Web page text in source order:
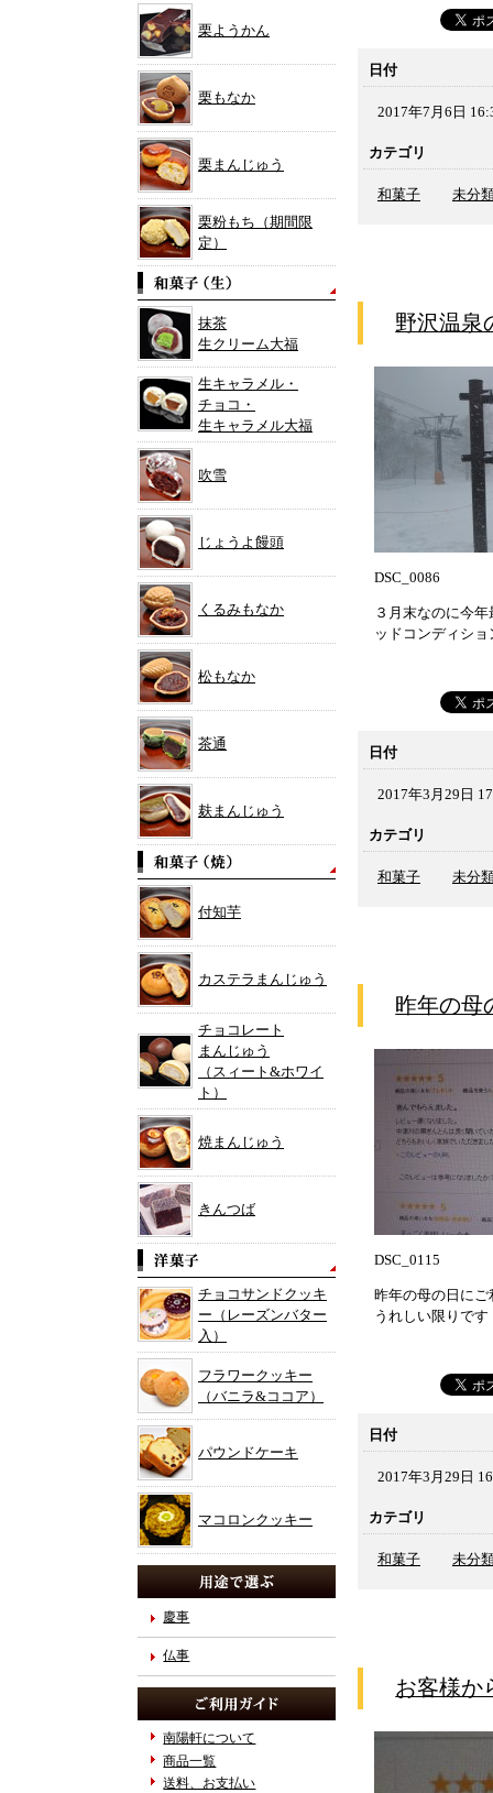
栗ようかん
栗もなか
栗まんじゅう
栗粉もち（期間限
定）
抹茶
生クリーム大福
生キャラメル・
チョコ・
生キャラメル大福
吹雪
じょうよ饅頭
くるみもなか
松もなか
茶通
麸まんじゅう
付知芋
カステラまんじゅう
チョコレート
まんじゅう
（スィート&ホワイ
ト）
焼まんじゅう
きんつば
チョコサンドクッキ
ー（レーズンバター
入）
フラワークッキー
（バニラ&ココア）
パウンドケーキ
マコロンクッキー
慶事
仏事
南陽軒について
商品一覧
送料、お支払い
日付
2017年7月6日
カテゴリ
和菓子 未分
野沢温泉
DSC_0086
３月末なのに今
ッドコンディシ
日付
2017年3月29日
カテゴリ
和菓子 未分
昨年の母
DSC_0115
昨年の母の日に
うれしい限りです
日付
2017年3月29日
カテゴリ
和菓子 未分
お客様か